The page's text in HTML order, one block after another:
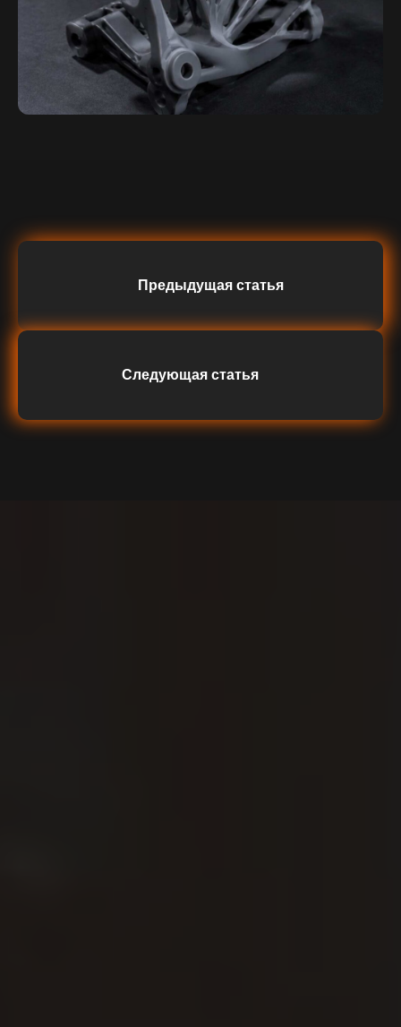
Предыдущая статья
Следующая статья